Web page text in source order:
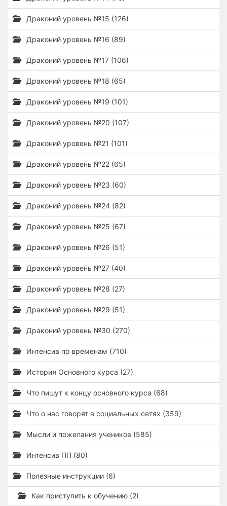
Драконий уровень №15 (126)
Драконий уровень №16 (89)
Драконий уровень №17 (106)
Драконий уровень №18 (65)
Драконий уровень №19 (101)
Драконий уровень №20 (107)
Драконий уровень №21 (101)
Драконий уровень №22 (65)
Драконий уровень №23 (60)
Драконий уровень №24 (82)
Драконий уровень №25 (67)
Драконий уровень №26 (51)
Драконий уровень №27 (40)
Драконий уровень №28 (27)
Драконий уровень №29 (51)
Драконий уровень №30 (270)
Интенсив по временам (710)
История Основного курса (27)
Что пишут к концу основного курса (68)
Что о нас говорят в социальных сетях (359)
Мысли и пожелания учеников (585)
Интенсив ПП (80)
Полезные инструкции (6)
Как приступить к обучению (2)